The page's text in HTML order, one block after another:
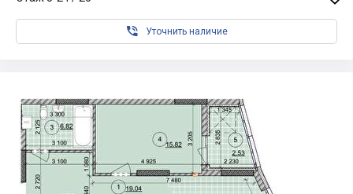
 Уточнить наличие